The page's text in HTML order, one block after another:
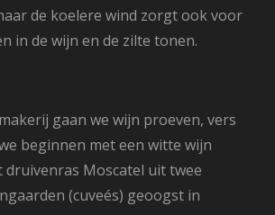
de koelere wind zorgt ook voor
in de wijn en de zilte tonen.
gaan we wijn proeven, vers
beginnen met een witte wijn
druivenras Moscatel uit twee
(cuveés) geoogst in